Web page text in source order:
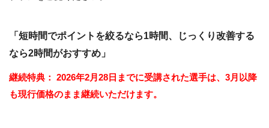
「短時間でポイントを絞るなら1時間、じっくり改善する
なら2時間がおすすめ」
継続特典：
2026年2月28日までに受講された選手は、3月以降
も現行価格のまま継続いただけます。